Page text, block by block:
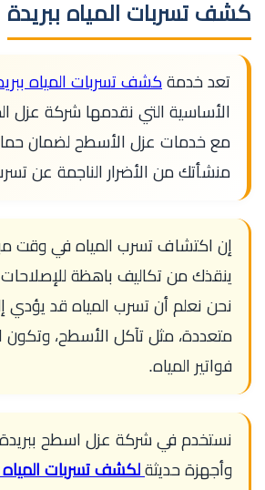
كشف تسربات المياه ببريدة
تعد خدمة كشف تسربات المياه
الأساسية التي نقدمها شركة عزل
مع خدمات عزل الأسطح لضمان
منشأتك من الأضرار الناجمة عن
إن اكتشاف تسرب المياه في وقت
ينقذك من تكاليف باهظة
نحن نعلم أن تسرب المياه قد
متعددة، مثل تآكل الأسطح، وتكون
فواتير المياه.
نستخدم في شركة عزل اسطح
وأجهزة حديثة لكشف تسربات